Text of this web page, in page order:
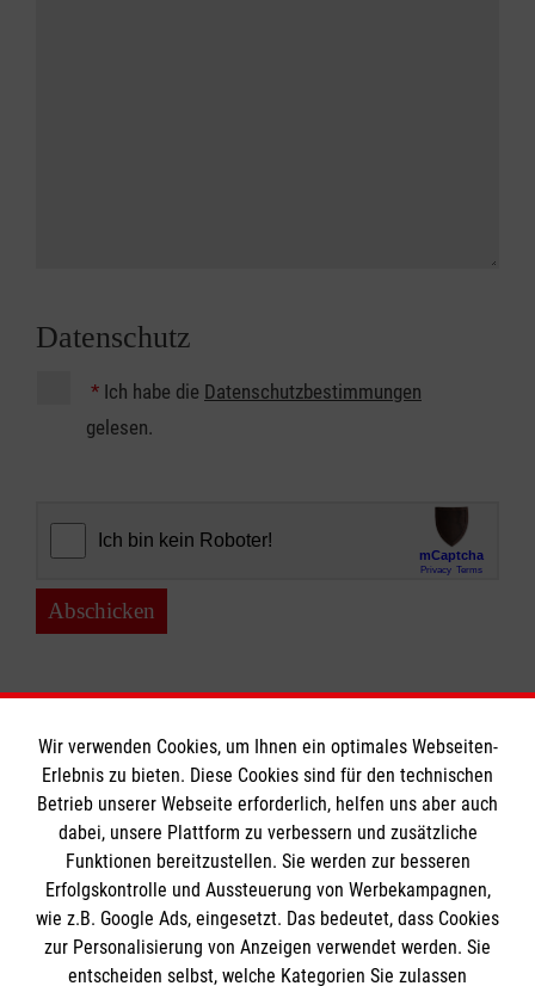
Datenschutz
* Ich habe die Datenschutzbestimmungen
gelesen.
Abschicken
Informationen
Impressum
Datenschutz
Barrierefreiheit
Die Malteser
Wir verwenden Cookies, um Ihnen ein optimales Webseiten-
Erlebnis zu bieten. Diese Cookies sind für den technischen
Betrieb unserer Webseite erforderlich, helfen uns aber auch
dabei, unsere Plattform zu verbessern und zusätzliche
Funktionen bereitzustellen. Sie werden zur besseren
Erfolgskontrolle und Aussteuerung von Werbekampagnen,
wie z.B. Google Ads, eingesetzt. Das bedeutet, dass Cookies
zur Personalisierung von Anzeigen verwendet werden. Sie
entscheiden selbst, welche Kategorien Sie zulassen